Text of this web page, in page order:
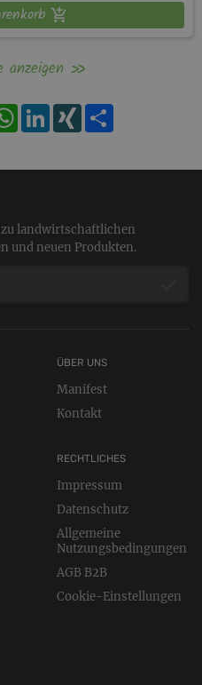
anzeigen
WhatsApp
LinkedIn
XING
landwirtschaftlichen
und neuen Produkten.
RECHTLICHES
Impressum
Datenschutz
Allgemeine
Nutzungsbedingungen
AGB B2B
Cookie-Einstellungen
ÜBER UNS
Manifest
Kontakt